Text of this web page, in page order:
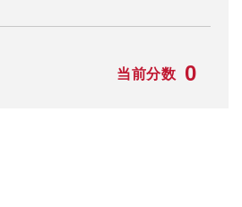
当前分数 0